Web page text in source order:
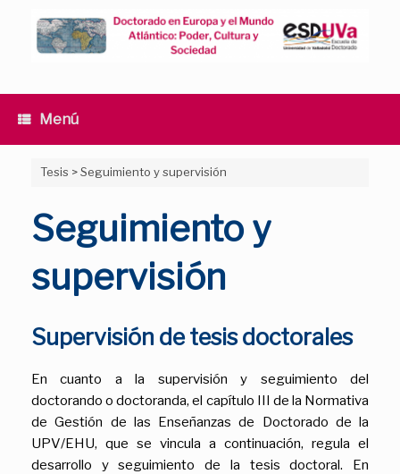
contenido
Menú
Tesis >Seguimiento y supervisión
Seguimiento y
supervisión
Supervisión de tesis doctorales
En cuanto a la supervisión y seguimiento del
doctorando o doctoranda, el capítulo III de la Normativa
de Gestión de las Enseñanzas de Doctorado de la
UPV/EHU, que se vincula a continuación, regula el
desarrollo y seguimiento de la tesis doctoral. En